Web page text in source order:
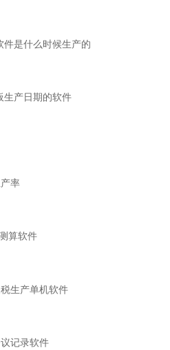
件是什么时候生产的
生产日期的软件
率
算软件
生产单机软件
记录软件